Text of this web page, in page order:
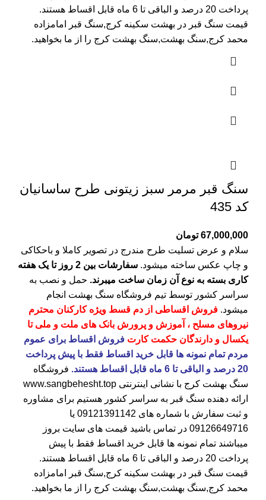
پرداخت 20 درصد و الباقی تا 6 ماه قابل اقساط هستند.
قیمت سنگ قبر در بهشت سکینه کرج,سنگ قبر امامزاده
محمد کرج,سنگ بهشت,سنگ بهشت کرج را از ما بخواهید.
سنگ قبر مرمر سبز زیتونی طرح ساسانیان
کد 435
67,000,000 تومان
سلام و عرض تسلیت طرح مندرج در تصویر کاملا و باحکاکی
و چاپ عکس ساخته میشود.
سفارشات بین 2 روز تا یک هفته
کاری بسته به نوع آن زمان ساخت میبرند. حمل و نصب به
سراسر کشور توسط تیم فروشگاه سنگ بهشت انجام
میشود. فروش اقساطی از دم قسط ویژه کارکنان محترم
نیروهای مسلح ، آموزش و پرورش بانک های ملت و ملی تا
یکسال و دارندگان حکمت کارت فروش اقساط برای عموم
مردم تمام نمونه ها قابل خرید اقساط فقط با پیش پرداخت
20 درصد و الباقی تا 6 ماه قابل اقساط هستند.
فروشگاه
سنگ بهشت کرج با نشانی اینترنتی www.sangbehesht.top
ارائه دهنده سنگ قبر به سراسر کشور هستیم برای مشاوره
و ثبت سفارش با شماره های 09121391142 یا
09126649716 در تماس باشید قیمت های سایت بروز
میباشند تمام نمونه ها قابل خرید اقساط فقط با پیش
پرداخت 20 درصد و الباقی تا 6 ماه قابل اقساط هستند.
قیمت سنگ قبر در بهشت سکینه کرج,سنگ قبر امامزاده
محمد کرج,سنگ بهشت,سنگ بهشت کرج را از ما بخواهید.